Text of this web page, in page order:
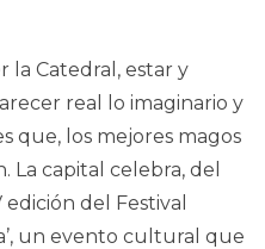
la Catedral, estar y
real lo imaginario y
que, los mejores magos
capital celebra, del
edición del Festival
un evento cultural que